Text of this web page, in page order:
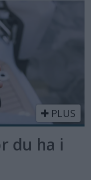
PLUS
du ha i